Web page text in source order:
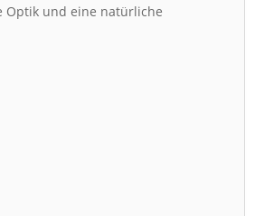
Optik und eine natürliche